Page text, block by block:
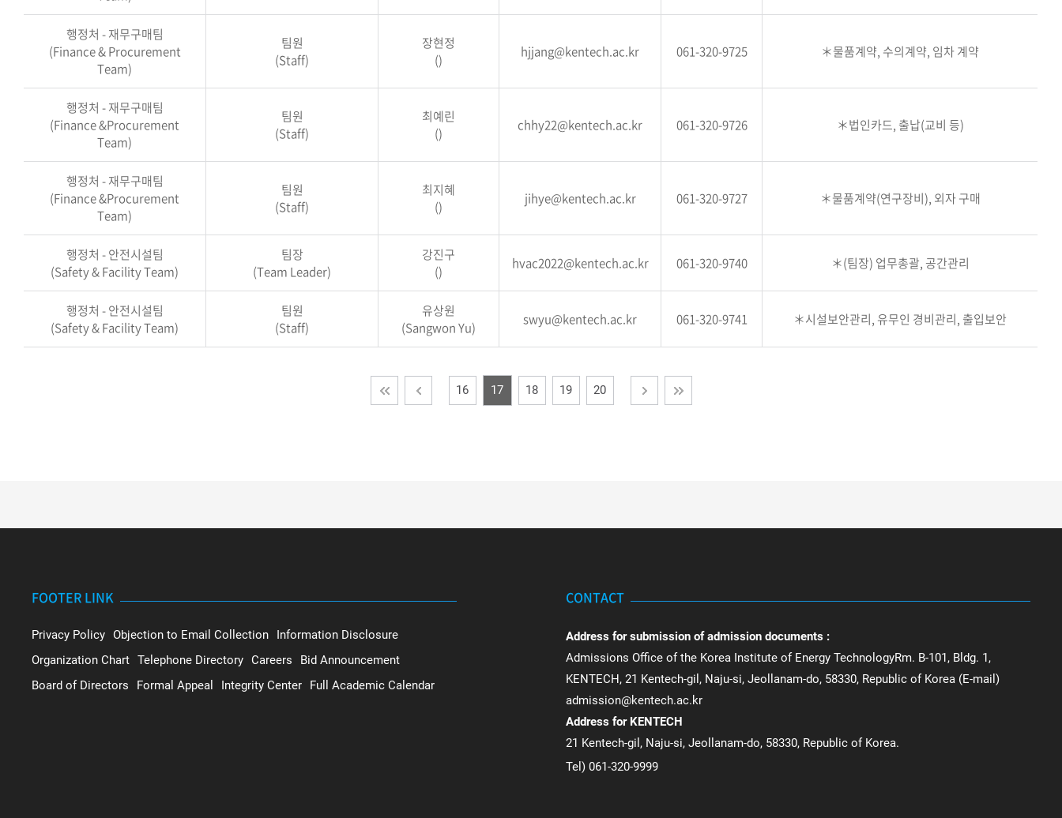
행정처 - 재무구매팀
(Finance & Procurement
Team)
팀원
(Staff)
장현정
()
hjjang@kentech.ac.kr 061-320-9725 ＊물품계약, 수의계약, 임차 계약
행정처 - 재무구매팀
(Finance &Procurement
Team)
팀원
(Staff)
최예린
()
chhy22@kentech.ac.kr 061-320-9726 ＊법인카드, 출납(교비 등)
행정처 - 재무구매팀
(Finance &Procurement
Team)
팀원
(Staff)
최지혜
()
jihye@kentech.ac.kr 061-320-9727 ＊물품계약(연구장비), 외자 구매
행정처 - 안전시설팀
(Safety & Facility Team)
팀장
(Team Leader)
강진구
()
hvac2022@kentech.ac.kr 061-320-9740 ＊(팀장) 업무총괄, 공간관리
행정처 - 안전시설팀
(Safety & Facility Team)
팀원
(Staff)
유상원
(Sangwon Yu)
swyu@kentech.ac.kr 061-320-9741 ＊시설보안관리, 유무인 경비관리, 출입보안
16 17 18 19 20
FOOTER LINK
Privacy Policy Objection to Email Collection
Information Disclosure
Organization Chart Telephone Directory Careers
Bid Announcement
Board of Directors
Formal Appeal Integrity Center Full Academic Calendar
CONTACT
Address for submission of admission documents :
Admissions Office of the Korea Institute of Energy TechnologyRm. B-101, Bldg. 1,
KENTECH, 21 Kentech-gil, Naju-si, Jeollanam-do, 58330, Republic of Korea (E-mail)
admission@kentech.ac.kr
Address for KENTECH
21 Kentech-gil, Naju-si, Jeollanam-do, 58330, Republic of Korea.
Tel) 061-320-9999